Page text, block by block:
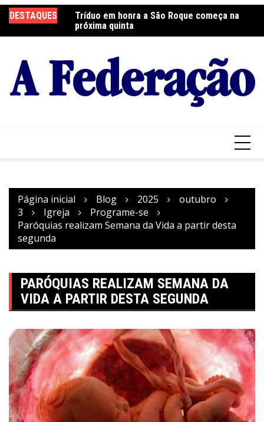
para
o
DESTAQUES
Tríduo em honra a São Roque começa na
próxima quinta
Franciscanos Seculares realizam ação
solidária
Página inicial Blog 2025
outubro
3
Igreja
Programe-se
Paróquias realizam Semana da Vida a partir desta
segunda
PARÓQUIAS REALIZAM SEMANA DA
VIDA A PARTIR DESTA SEGUNDA